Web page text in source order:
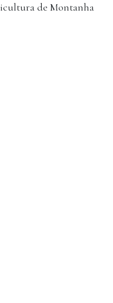
de Montanha